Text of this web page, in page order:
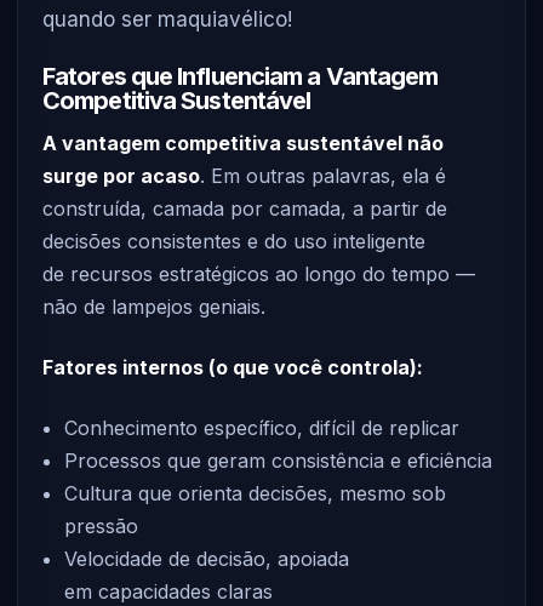
quando ser maquiavélico!
Fatores que Influenciam a Vantagem
Competitiva Sustentável
A vantagem competitiva sustentável não
surge por acaso. Em outras palavras, ela é
construída, camada por camada, a partir de
decisões consistentes e do uso inteligente
de recursos estratégicos ao longo do tempo —
não de lampejos geniais.
Fatores internos (o que você controla):
Conhecimento específico, difícil de replicar
Processos que geram consistência e eficiência
Cultura que orienta decisões, mesmo sob
pressão
Velocidade de decisão, apoiada
em capacidades claras